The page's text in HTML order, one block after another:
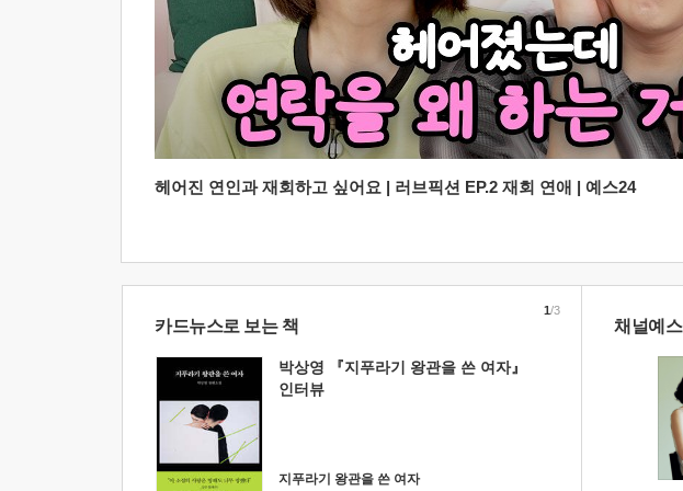
헤어진 연인과 재회하고 싶어요 | 러브픽션 EP.2 재회 연애 | 예스24
카드뉴스로 보는 책
박상영 『지푸라기 왕관을 쓴 여자』
인터뷰
지푸라기 왕관을 쓴 여자
1/3
채널예스